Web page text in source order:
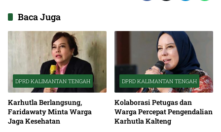
Baca Juga
DPRD KALIMANTAN TENGAH
Karhutla Berlangsung,
Faridawaty Minta Warga
Jaga Kesehatan
DPRD KALIMANTAN TENGAH
Kolaborasi Petugas dan
Warga Percepat Pengendalian
Karhutla Kalteng